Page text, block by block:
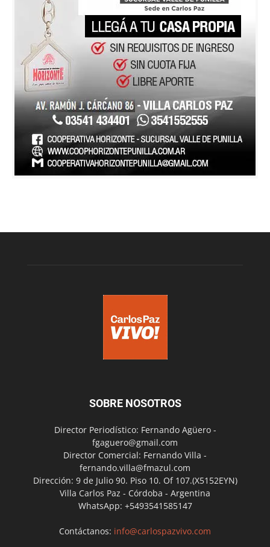
SOBRE NOSOTROS
Director Periodístico: Fernando Agüero -
fgaguero@gmail.com
Director Comercial: Fernando Villa -
fernando.villa@fmazul.com
Dirección: 9 de Julio 90. Piso 10. Of 107.(X5152EYN)
Villa Carlos Paz - Córdoba - Argentina
WhatsApp: +5493541585147
Contáctanos: info@carlospazvivo.com